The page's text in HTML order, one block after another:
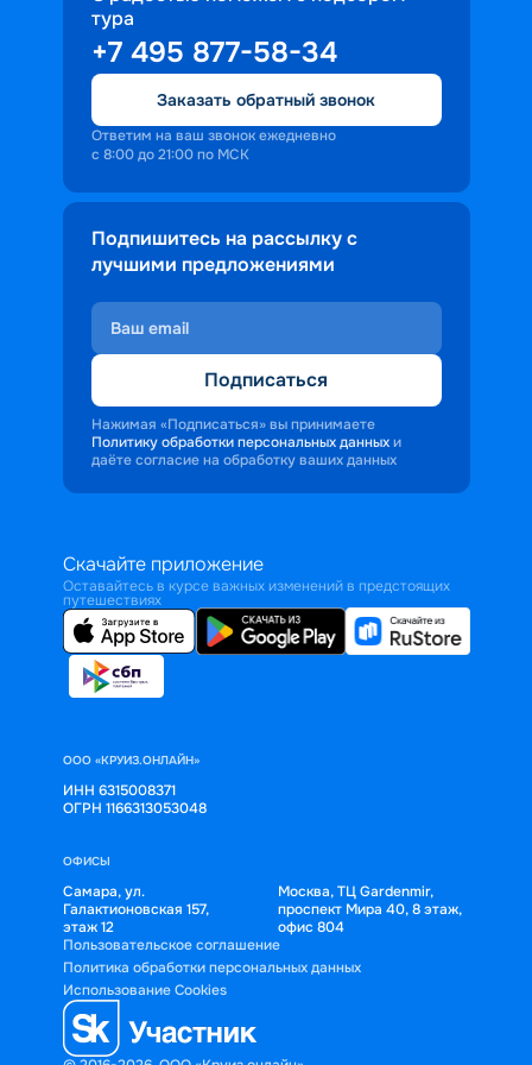
доброжелательность и заинтересованность
персонала корабля в каждом госте.
Ступая на борт теплохода, пассажиры
попадают в совершенно иную атмосферу,
где властвует тяга к приключениям и
открытиям.
тура
+7 495 877-58-34
Заказать обратный звонок
Ответим на ваш звонок ежедневно
с 8:00 до 21:00 по МСК
Подпишитесь на рассылку с
лучшими предложениями
Подписаться
Нажимая «Подписаться» вы принимаете
Политику обработки персональных данных и
даёте согласие на обработку ваших данных
Скачайте приложение
Оставайтесь в курсе важных изменений в предстоящих
путешествиях
ООО «КРУИЗ.ОНЛАЙН»
ИНН 6315008371
ОГРН 1166313053048
ОФИСЫ
Самара, ул.
Галактионовская 157,
этаж 12
Москва, ТЦ Gardenmir,
проспект Мира 40, 8 этаж,
офис 804
Пользовательское соглашение
Политика обработки персональных данных
Использование Cookies